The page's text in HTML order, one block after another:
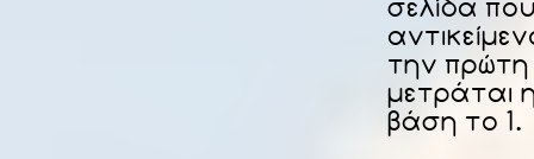
την
μετράται
βάση το 1.